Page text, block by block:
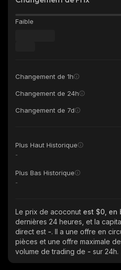
Faible
Changement de 1h
Changement de 24h
Changement de 7d
Plus Haut Historique
-
Plus Bas Historique
-
Le prix de acoconut est $0, en
dernières 24 heures, et la
direct est -. Il a une offre en
pièces et une offre maximale de
volume de trading de - sur 24h.